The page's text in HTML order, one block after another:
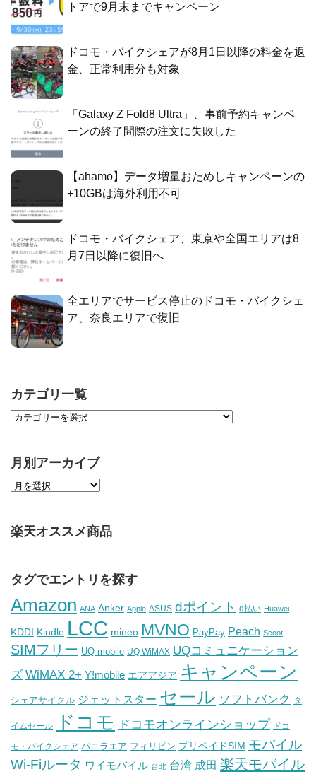
トアで9月末までキャンペーン
ドコモ・バイクシェアが8月1日以降の料金を返
金、正常利用分も対象
「Galaxy Z Fold8 Ultra」、事前予約キャンペ
ーンの終了間際の注文に失敗した
【ahamo】データ増量おためしキャンペーンの
+10GBは海外利用不可
ドコモ・バイクシェア、東京や全国エリアは8
月7日以降に復旧へ
全エリアでサービス停止のドコモ・バイクシェ
ア、奈良エリアで復旧
カテゴリ一覧
月別アーカイブ
楽天オススメ商品
タグでエントリを探す
Amazon ANA Anker Apple ASUS dポイント d払い Huawei
KDDI Kindle LCC mineo MVNO PayPay Peach Scoot
SIMフリー UQ mobile UQ WiMAX UQコミュニケーション
ズ WiMAX 2+ Y!mobile エアアジア キャンペーン
シェアサイクル ジェットスター セール ソフトバンク タ
イムセール ドコモ ドコモオンラインショップ ドコ
モ・バイクシェア バニラエア フィリピン プリペイドSIM モバイル
Wi-Fiルータ ワイモバイル 台北 台湾 成田 楽天モバイル